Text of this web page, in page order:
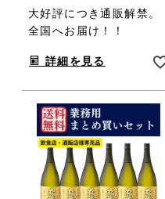
大好評につき通販解禁。
全国へお届け！！
詳細を見る